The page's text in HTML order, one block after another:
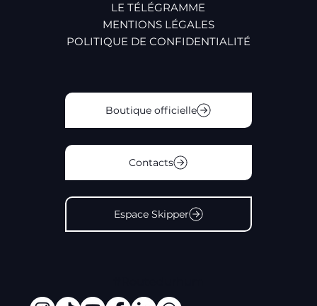
LE TÉLÉGRAMME
MENTIONS LÉGALES
POLITIQUE DE CONFIDENTIALITÉ
Boutique officielle
Contacts
Espace Skipper